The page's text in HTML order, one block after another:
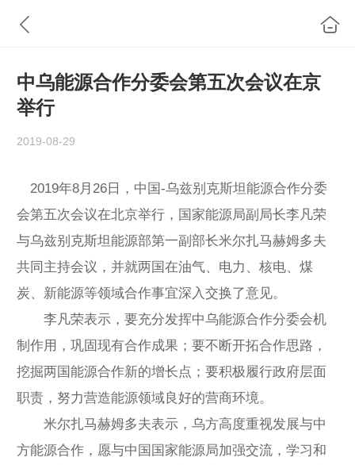
中乌能源合作分委会第五次会议在京
举行
2019-08-29
2019年8月26日，中国-乌兹别克斯坦能源合作分委
会第五次会议在北京举行，国家能源局副局长李凡荣
与乌兹别克斯坦能源部第一副部长米尔扎马赫姆多夫
共同主持会议，并就两国在油气、电力、核电、煤
炭、新能源等领域合作事宜深入交换了意见。
李凡荣表示，要充分发挥中乌能源合作分委会机
制作用，巩固现有合作成果；要不断开拓合作思路，
挖掘两国能源合作新的增长点；要积极履行政府层面
职责，努力营造能源领域良好的营商环境。
米尔扎马赫姆多夫表示，乌方高度重视发展与中
方能源合作，愿与中国国家能源局加强交流，学习和